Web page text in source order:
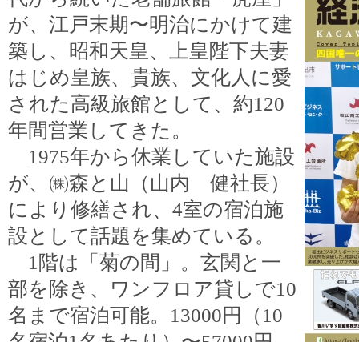
が、江戸末期〜明治にかけて建
築し、昭和天皇、上皇陛下夫妻
はじめ皇族、貴族、文化人に愛
された高級旅館として、約120
年間営業してきた。
1975年から休業していた施設
が、㈱森と山（山内 健社長）
により修繕され、4室の宿泊施
設として話題を集めている。
1階は「菊の間」。玄関と一
部を除き、ワンフロア貸しで10
名まで宿泊可能。13000円（10